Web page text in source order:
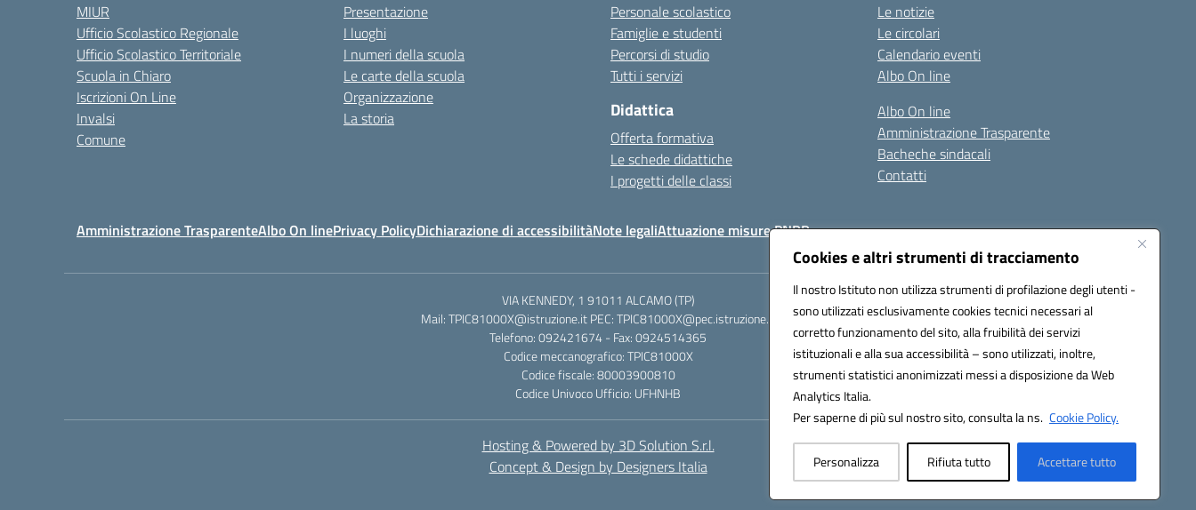
Cookies e altri strumenti di tracciamento
Il nostro Istituto non utilizza strumenti di profilazione degli utenti -
sono utilizzati esclusivamente cookies tecnici necessari al
corretto funzionamento del sito, alla fruibilità dei servizi
istituzionali e alla sua accessibilità – sono utilizzati, inoltre,
strumenti statistici anonimizzati messi a disposizione da Web
Analytics Italia.
Per saperne di più sul nostro sito, consulta la ns. Cookie Policy.
Personalizza Rifiuta tutto Accettare tutto
MIUR
Ufficio Scolastico Regionale
Ufficio Scolastico Territoriale
Scuola in Chiaro
Iscrizioni On Line
Invalsi
Comune
Presentazione
I luoghi
I numeri della scuola
Le carte della scuola
Organizzazione
La storia
Personale scolastico
Famiglie e studenti
Percorsi di studio
Tutti i servizi
Didattica
Offerta formativa
Le schede didattiche
I progetti delle classi
Le notizie
Le circolari
Calendario eventi
Albo On line
Albo On line
Amministrazione Trasparente
Bacheche sindacali
Contatti
Amministrazione TrasparenteAlbo On linePrivacy PolicyDichiarazione di accessibilitàNote legaliAttuazione misure PNRR
VIA KENNEDY, 1 91011 ALCAMO (TP)
Mail: TPIC81000X@istruzione.it PEC: TPIC81000X@pec.istruzione.it
Telefono: 092421674 - Fax: 0924514365
Codice meccanografico: TPIC81000X
Codice fiscale: 80003900810
Codice Univoco Ufficio: UFHNHB
Hosting & Powered by 3D Solution S.r.l.
Concept & Design by Designers Italia